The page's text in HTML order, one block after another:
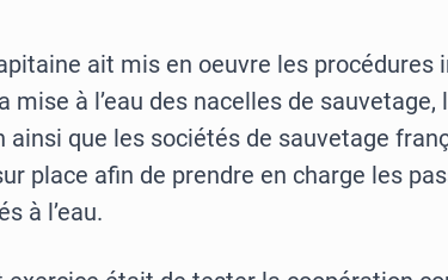
ait mis en oeuvre les procédures
mise à l’eau des nacelles de sauvetage,
ainsi que les sociétés de sauvetage
place afin de prendre en charge les
à l’eau.